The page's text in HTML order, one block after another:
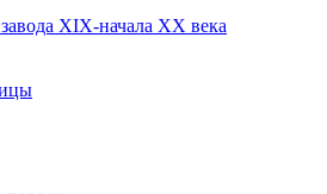
XIX-начала XX века